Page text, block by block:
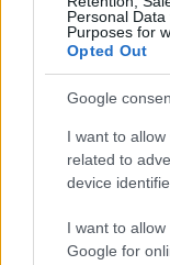
Personal
Purposes for
Opted Out
Google
I want to
related to
device
I want to
Google for
Székelyudvarhely,
a zeneszerző
szeptember 24-án.
Nyitókép: Ligeti
sajtótájékoztatón